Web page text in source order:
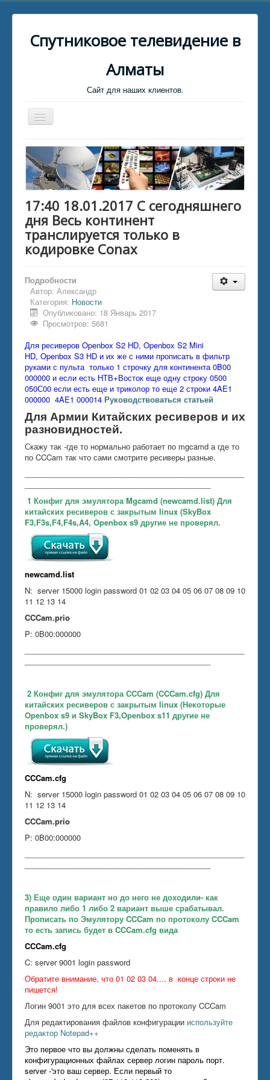
Спутниковое телевидение в
Алматы
Сайт для наших клиентов.
Toggle
Navigation
Главная
Биллинг
Клиент для связи
Установщики Спутниковых тарелок
Каталог файлов
Каталог статей
17:40 18.01.2017 С сегодняшнего
дня Весь континент
транслируется только в
кодировке Conax
Подробности
Автор: Александр
Категория: Новости
Опубликовано: 18 Январь 2017
Просмотров: 5681
Для ресиверов Openbox S2 HD, Openbox S2 Mini
HD, Openbox S3 HD и их же с ними прописать в фильтр
руками с пульта только 1 строчку для континента 0B00
000000 и если есть НТВ+Восток еще одну строку 0500
050С00 если есть еще и триколор то еще 2 строки 4AE1
000000 4AE1 000014 Руководствоваться статьей
Для Армии Китайских ресиверов и их
разновидностей.
Скажу так -где то нормально работает по mgcamd а где то
по CCCam так что сами смотрите ресиверы разные.
1 Конфиг для эмулятора Mgcamd (newcamd.list) Для
китайских ресиверов с закрытым linux (SkyBox
F3,F3s,F4,F4s,A4, Openbox s9 другие не проверял.
newcamd.list
N: server 15000 login password 01 02 03 04 05 06 07 08 09 10
11 12 13 14
CCCam.prio
P: 0B00:000000
2 Конфиг для эмулятора CCCam (CCCam.cfg) Для
китайских ресиверов с закрытым linux (Некоторые
Openbox s9 и SkyBox F3,Openbox s11 другие не
проверял.)
CCCam.cfg
N: server 15000 login password 01 02 03 04 05 06 07 08 09 10
11 12 13 14
CCCam.prio
P: 0B00:000000
3) Еще один вариант но до него не доходили- как
правило либо 1 либо 2 вариант выше срабатывал.
Прописать по Эмулятору CCCam по протоколу CCCam
то есть запись будет в CCCam.cfg вида
CCCam.cfg
C: server 9001 login password
Обратите внимание, что 01 02 03 04.... в конце строки не
пишется!
Логин 9001 это для всех пакетов по протоколу CCCam
Для редактирования файлов конфигурации используйте
редактор Notepad++
Это первое что вы должны сделать поменять в
конфигурационных файлах сервер логин пароль порт.
server -'это ваш сервер. Если первый то